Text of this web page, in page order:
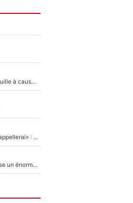
«Détester à vie», Stéphane Guy dans une embrouille à cause du PSG !
Mercato - OM - «Dès que je prends un club, je t’appellerai» : La promesse de Marcelino au moment de claquer la porte
Victime de racisme contre Murray, Kyrgios pousse un énorme coup de gueule !